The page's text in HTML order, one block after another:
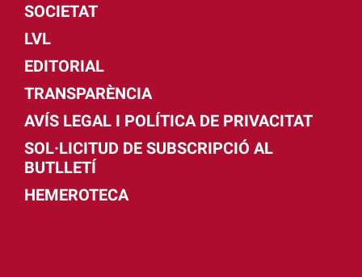
SOCIETAT
LVL
EDITORIAL
TRANSPARÈNCIA
AVÍS LEGAL I POLÍTICA DE PRIVACITAT
SOL·LICITUD DE SUBSCRIPCIÓ AL
BUTLLETÍ
HEMEROTECA